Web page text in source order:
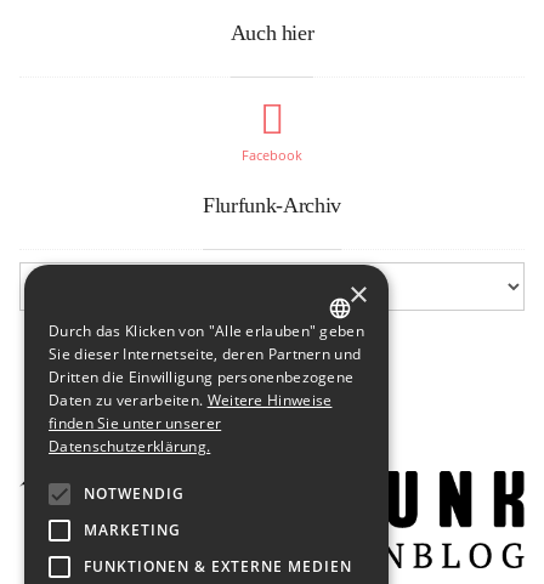
Auch hier
Facebook
Flurfunk-Archiv
GERMAN
ENGLISH
×
Durch das Klicken von "Alle erlauben" geben
Sie dieser Internetseite, deren Partnern und
Dritten die Einwilligung personenbezogene
Daten zu verarbeiten. Weitere Hinweise
finden Sie unter unserer
Datenschutzerklärung.
NOTWENDIG
MARKETING
FUNKTIONEN & EXTERNE MEDIEN